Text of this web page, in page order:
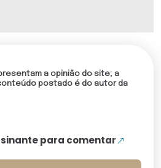
a opinião do site; a
postado é do autor da
para comentar